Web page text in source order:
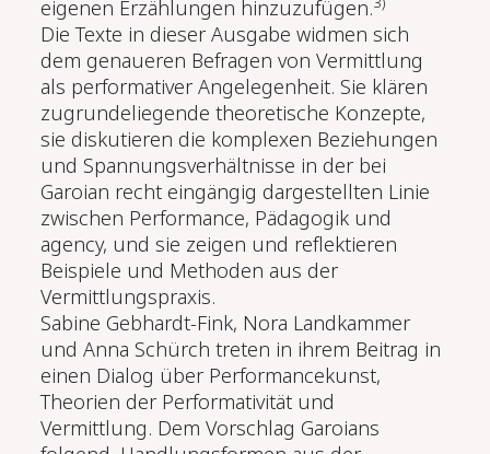
eigenen Erzählungen hinzuzufügen.
Die Texte in dieser Ausgabe widmen sich
dem genaueren Befragen von Vermittlung
als performativer Angelegenheit. Sie klären
zugrundeliegende theoretische Konzepte,
sie diskutieren die komplexen Beziehungen
und Spannungsverhältnisse in der bei
Garoian recht eingängig dargestellten Linie
zwischen Performance, Pädagogik und
agency, und sie zeigen und reflektieren
Beispiele und Methoden aus der
Vermittlungspraxis.
Sabine Gebhardt-Fink, Nora Landkammer
und Anna Schürch treten in ihrem Beitrag in
einen Dialog über Performancekunst,
Theorien der Performativität und
Vermittlung. Dem Vorschlag Garoians